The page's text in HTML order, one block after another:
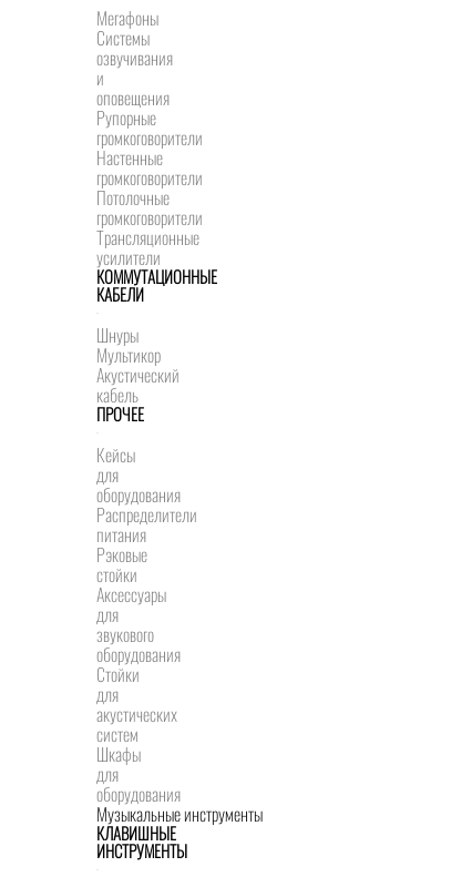
Мегафоны
Системы
озвучивания
и
оповещения
Рупорные
громкоговорители
Настенные
громкоговорители
Потолочные
громкоговорители
Трансляционные
усилители
КОММУТАЦИОННЫЕ
КАБЕЛИ
Шнуры
Мультикор
Акустический
кабель
ПРОЧЕЕ
Кейсы
для
оборудования
Распределители
питания
Рэковые
стойки
Аксессуары
для
звукового
оборудования
Стойки
для
акустических
систем
Шкафы
для
оборудования
Музыкальные инструменты
КЛАВИШНЫЕ
ИНСТРУМЕНТЫ